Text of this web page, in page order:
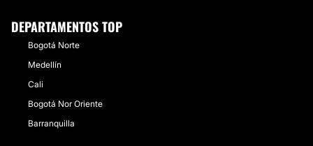
DEPARTAMENTOS TOP
Bogotá Norte
Medellín
Cali
Bogotá Nor Oriente
Barranquilla